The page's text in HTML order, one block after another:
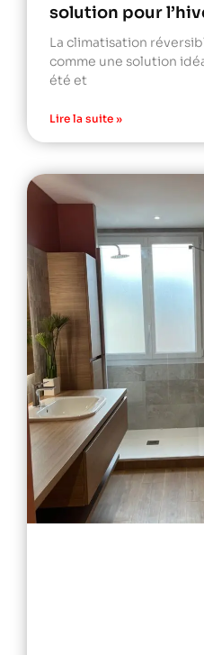
solution pour
La climatisation
comme une solution
été et
Lire la suite »